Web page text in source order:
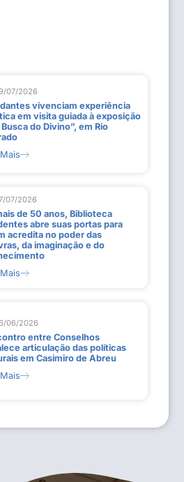
07/2026
vivenciam experiência
em visita guiada à exposição
Busca do Divino”, em Rio
07/2026
de 50 anos, Biblioteca
abre suas portas para
acredita no poder das
da imaginação e do
06/2026
entre Conselhos
articulação das políticas
em Casimiro de Abreu